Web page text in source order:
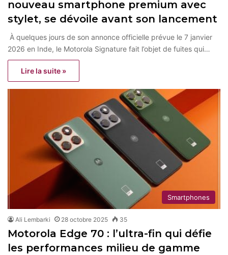
nouveau smartphone premium avec
stylet, se dévoile avant son lancement
À quelques jours de son annonce officielle prévue le 7 janvier
2026 en Inde, le Motorola Signature fait l’objet de fuites qui…
Lire la suite »
Smartphones
Ali Lembarki 28 octobre 2025 35
Motorola Edge 70 : l’ultra-fin qui défie
les performances milieu de gamme